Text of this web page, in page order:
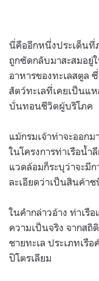
นี่คืออีกหนึ่งประเด็นที่
ถูกซัดกลับมาสะสมอยู่
อาหารของทะเลสตูล
สัตว์ทะเลที่เคยเป็นแ
บั่นทอนชีวิตผู้บริโภค
แม้กรมเจ้าท่าจะออก
ในโครงการท่าเรือน้ำ
แวดล้อมก็ระบุว่าจะมีก
ละเอียดว่าเป็นสินค้าช
ในคำกล่าวอ้าง ท่าเรื
ความเป็นจริง จากส
ชายทะเล ประเภทเรื
ปิโตรเลียม